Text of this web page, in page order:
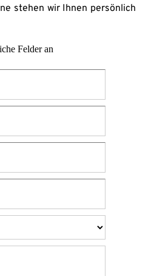
stehen wir Ihnen persönlich
Felder an